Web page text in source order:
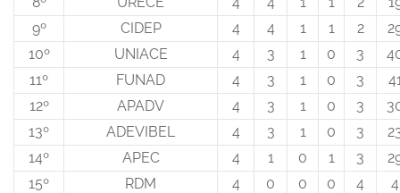
9º
CIDEP 4 4 1 1 2
10º
UNIACE 4 3 1 0 3
11º
FUNAD 4 3 1 0 3
12º
APADV 4 3 1 0 3
13º
ADEVIBEL 4 3 1 0 3
14º
APEC 4 1 0 1 3
15º
RDM 4 0 0 0 4 4